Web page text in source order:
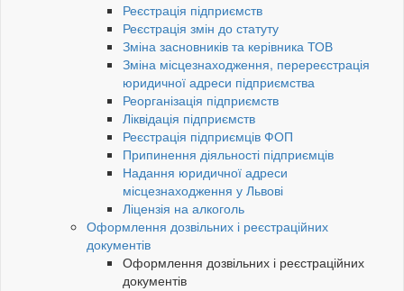
Реєстрація підприємств
Реєстрація змін до статуту
Зміна засновників та керівника ТОВ
Зміна місцезнаходження, перереєстрація
юридичної адреси підприємства
Реорганізація підприємств
Ліквідація підприємств
Реєстрація підприємців ФОП
Припинення діяльності підприємців
Надання юридичної адреси
місцезнаходження у Львові
Ліцензія на алкоголь
Оформлення дозвільних і реєстраційних
документів
Оформлення дозвільних і реєстраційних
документів